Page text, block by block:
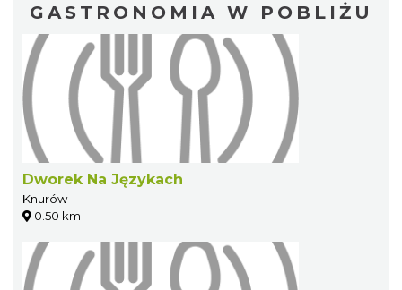
GASTRONOMIA W POBLIŻU
Dworek Na Językach
Knurów
0.50 km